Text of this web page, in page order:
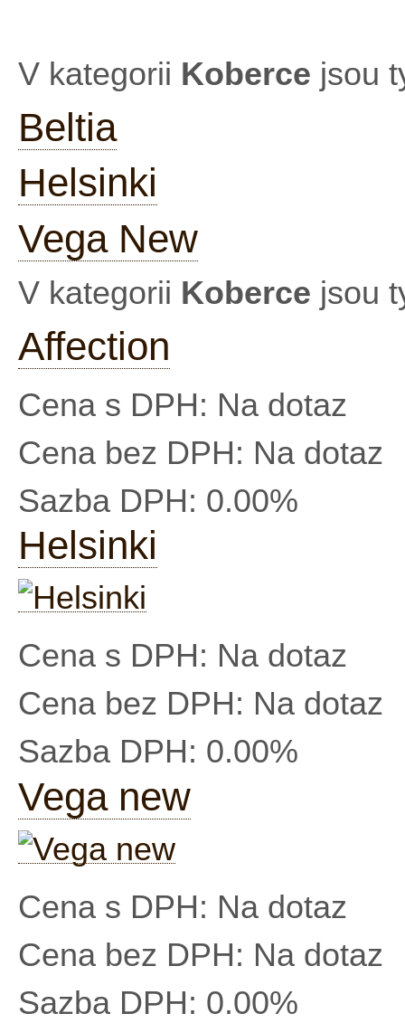
V kategorii Koberce jsou
Beltia
Helsinki
Vega New
V kategorii Koberce jsou
Affection
Cena s DPH: Na dotaz
Cena bez DPH: Na dotaz
Sazba DPH: 0.00%
Helsinki
Cena s DPH: Na dotaz
Cena bez DPH: Na dotaz
Sazba DPH: 0.00%
Vega new
Cena s DPH: Na dotaz
Cena bez DPH: Na dotaz
Sazba DPH: 0.00%